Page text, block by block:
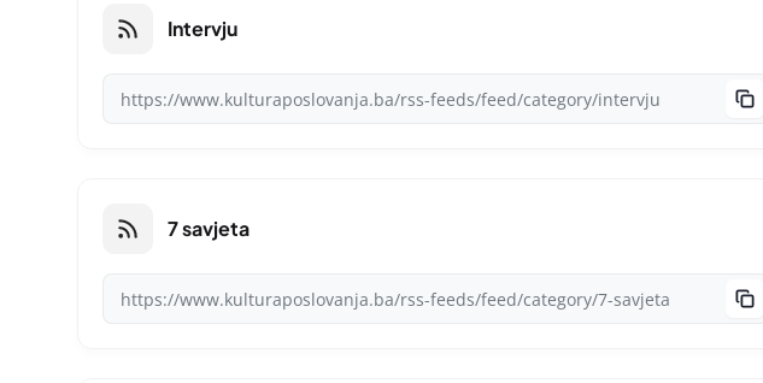
Intervju
7 savjeta